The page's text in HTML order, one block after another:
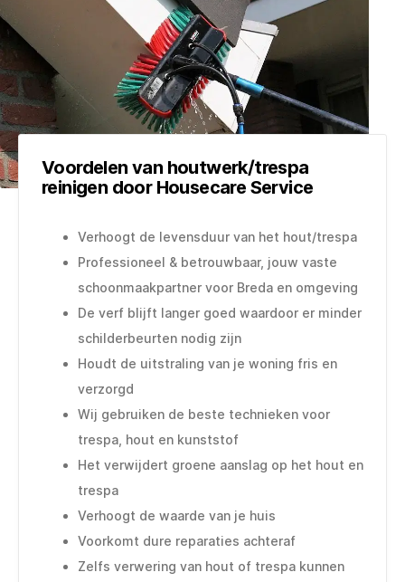
Voordelen van houtwerk/trespa
reinigen door Housecare Service
Verhoogt de levensduur van het hout/trespa
Professioneel & betrouwbaar, jouw vaste
schoonmaakpartner voor Breda en omgeving
De verf blijft langer goed waardoor er minder
schilderbeurten nodig zijn
Houdt de uitstraling van je woning fris en
verzorgd
Wij gebruiken de beste technieken voor
trespa, hout en kunststof
Het verwijdert groene aanslag op het hout en
trespa
Verhoogt de waarde van je huis
Voorkomt dure reparaties achteraf
Zelfs verwering van hout of trespa kunnen